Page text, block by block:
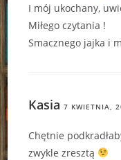
I mój ukochany,
Miłego czytania !
Smacznego jajka i
Kasia 7 KWIETNIA,
Chętnie
zwykle zresztą